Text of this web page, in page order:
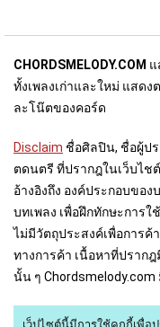
CHORDSMELODY.COM แ
ทั้งเพลงเก่าและใหม่ แสด
ละโน๊ตของคอร์ด
Disclaim ชื่อศิลปิน, ชื่อผู้ปร
ตดนตรี ที่ปรากฎในเว็บไช
อ้างอิงถึง องค์ประกอบขอ
บทเพลง เพื่อฝึกทักษะการ
ไม่มีวัตถุประสงค์เพื่อการ
ทางการค้า เนื้อหาที่ปราก
นั้น ๆ Chordsmelody.com